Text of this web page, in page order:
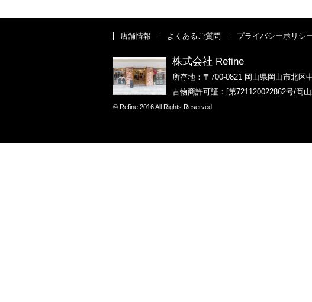
店舗情報 よくあるご質問 プライバシーポリシ
株式会社 Refine
所存地：〒700-0821 岡山県岡山市北区
古物商許可証：[第721120022862号/岡
© Refine 2016 All Rights Reserved.